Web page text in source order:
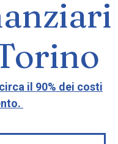
il 90% dei costi